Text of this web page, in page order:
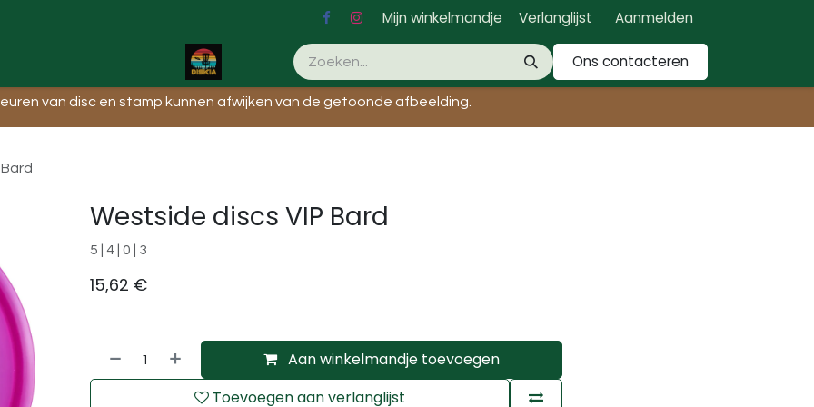
Mijn winkelmandje Verlanglijst Aanmelden
Ons contacteren
van disc en stamp kunnen afwijken van de getoonde afbeelding.​
Westside discs VIP Bard
5 | 4 | 0 | 3
15,62 €
Aan winkelmandje toevoegen
Toevoegen aan verlanglijst